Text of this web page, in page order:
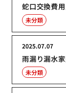
蛇口交換費
未分類
雨漏り漏水
2025.07.07
未分類